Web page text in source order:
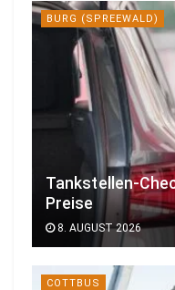
BURG (SPREEWALD)
Tankstellen-
Preise
8. AUGUST 2026
COTTBUS